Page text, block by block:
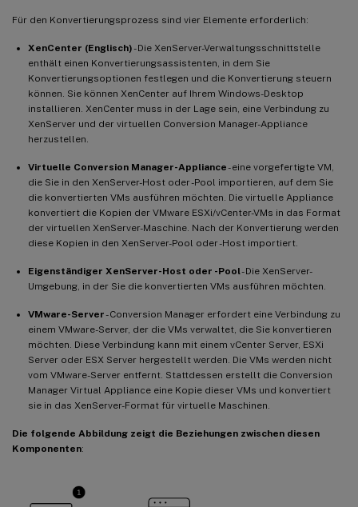
Für den Konvertierungsprozess sind vier Elemente erforderlich:
XenCenter (Englisch)- Die XenServer-Verwaltungsschnittstelle
enthält einen Konvertierungsassistenten, in dem Sie
Konvertierungsoptionen festlegen und die Konvertierung steuern
können. Sie können XenCenter auf Ihrem Windows-Desktop
installieren. XenCenter muss in der Lage sein, eine Verbindung zu
XenServer und der virtuellen Conversion Manager-Appliance
herzustellen.
Virtuelle Conversion Manager-Appliance- eine vorgefertigte VM,
die Sie in den XenServer-Host oder -Pool importieren, auf dem Sie
die konvertierten VMs ausführen möchten. Die virtuelle Appliance
konvertiert die Kopien der VMware ESXi/vCenter-VMs in das Format
der virtuellen XenServer-Maschine. Nach der Konvertierung werden
diese Kopien in den XenServer-Pool oder -Host importiert.
Eigenständiger XenServer-Host oder -Pool- Die XenServer-
Umgebung, in der Sie die konvertierten VMs ausführen möchten.
VMware-Server- Conversion Manager erfordert eine Verbindung zu
einem VMware-Server, der die VMs verwaltet, die Sie konvertieren
möchten. Diese Verbindung kann mit einem vCenter Server, ESXi
Server oder ESX Server hergestellt werden. Die VMs werden nicht
vom VMware-Server entfernt. Stattdessen erstellt die Conversion
Manager Virtual Appliance eine Kopie dieser VMs und konvertiert
sie in das XenServer-Format für virtuelle Maschinen.
Die folgende Abbildung zeigt die Beziehungen zwischen diesen
Komponenten: